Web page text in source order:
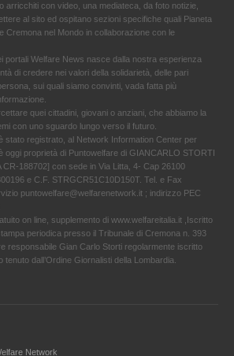
arricchiti con video, una mediateca, da foto notizie,
al sito ed ospitano sezioni specifiche quali Pianeta
Cremona nel Mondo in collaborazione con le
portali Welfare News nasce dalla nostra esperienza
di credere nei valori della solidarietà, delle pari
sui quali siamo convinti, vada fatta più
quei cittadini, giovani o anziani, che abbiamo la
con uno sguardo lungo verso il futuro.
stato registrato, al Network Information Center per
oggi proprietà di Puntowelfare di GIANCARLO STORTI
CR-188702] con sede in Via Litta, 4- Cap 26100
e C.F. STRGCR51C10D150T. Tel. e Fax
puntowelfare@welfarenetwork.it ; indirizzo PEC
on line, supplemento di www.welfareitalia.it ,Iscritto
periodica presso il Tribunale di Cremona n. 393
responsabile Gian Carlo Storti regolarmente iscritto
tenuto dall’Ordine Giornalisti della Lombardia.
Network